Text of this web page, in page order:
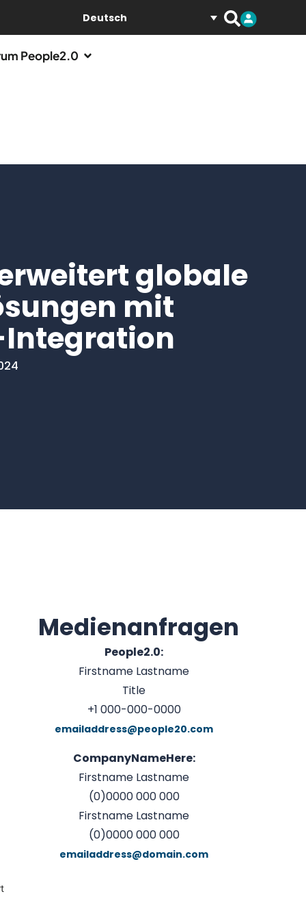
Deutsch
People2.0
globale
mit
Medienanfragen
People2.0:
Firstname Lastname
Title
+1 000-000-0000
emailaddress@people20.com
CompanyNameHere:
Firstname Lastname
(0)0000 000 000
Firstname Lastname
(0)0000 000 000
emailaddress@domain.com